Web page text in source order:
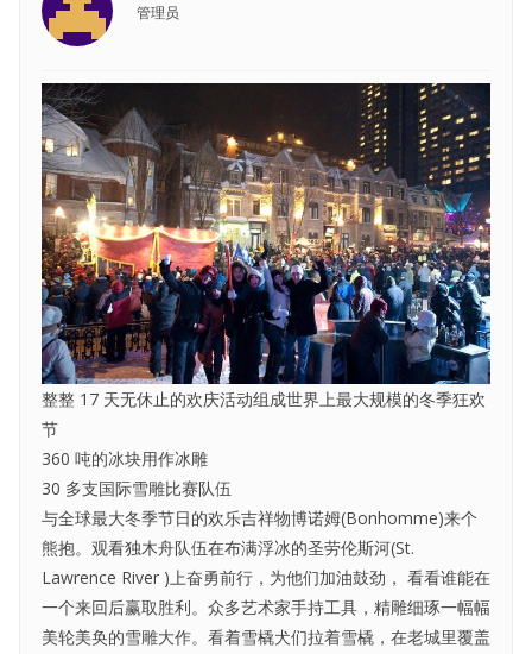
管理员
整整 17 天无休止的欢庆活动组成世界上最大规模的冬季狂欢
节
360 吨的冰块用作冰雕
30 多支国际雪雕比赛队伍
与全球最大冬季节日的欢乐吉祥物博诺姆(Bonhomme)来个
熊抱。观看独木舟队伍在布满浮冰的圣劳伦斯河(St.
Lawrence River )上奋勇前行，为他们加油鼓劲， 看看谁能在
一个来回后赢取胜利。众多艺术家手持工具，精雕细琢一幅幅
美轮美奂的雪雕大作。看着雪橇犬们拉着雪橇，在老城里覆盖